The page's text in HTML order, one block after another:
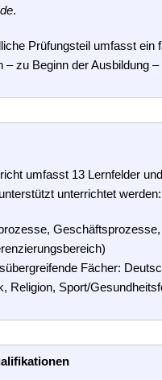
.
Prüfungsteil umfasst
– zu Beginn der Ausbildung
umfasst 13 Lernfelder
unterrichtet werden:
Fächer:
Religion, Sport/